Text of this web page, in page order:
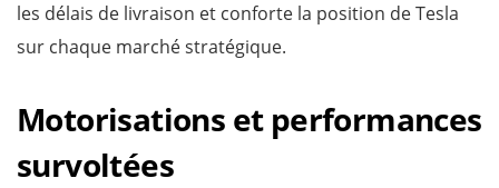
les délais de livraison et conforte la position de Tesla
sur chaque marché stratégique.
Motorisations et performances
survoltées